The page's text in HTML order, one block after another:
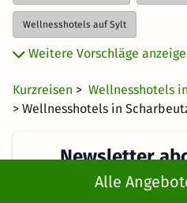
Alle
Wellnesshotels auf Sylt
Wellnesshotels am Timmendorfer
Wellnesshotels in Weissenhäuser
Weitere Vorschläge
Kurzreisen > Wellnesshotels
> Wellnesshotels in
Newsletter
Erhalte die besten und